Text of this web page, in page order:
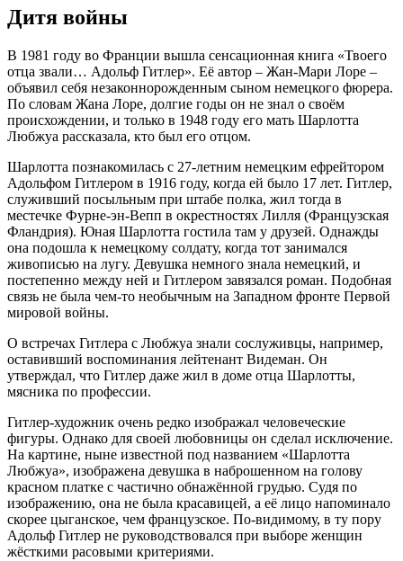
Дитя войны
В 1981 году во Франции вышла сенсационная книга «Твоего
отца звали… Адольф Гитлер». Её автор – Жан-Мари Лоре –
объявил себя незаконнорожденным сыном немецкого фюрера.
По словам Жана Лоре, долгие годы он не знал о своём
происхождении, и только в 1948 году его мать Шарлотта
Любжуа рассказала, кто был его отцом.
Шарлотта познакомилась с 27-летним немецким ефрейтором
Адольфом Гитлером в 1916 году, когда ей было 17 лет. Гитлер,
служивший посыльным при штабе полка, жил тогда в
местечке Фурне-эн-Вепп в окрестностях Лилля (Французская
Фландрия). Юная Шарлотта гостила там у друзей. Однажды
она подошла к немецкому солдату, когда тот занимался
живописью на лугу. Девушка немного знала немецкий, и
постепенно между ней и Гитлером завязался роман. Подобная
связь не была чем-то необычным на Западном фронте Первой
мировой войны.
О встречах Гитлера с Любжуа знали сослуживцы, например,
оставивший воспоминания лейтенант Видеман. Он
утверждал, что Гитлер даже жил в доме отца Шарлотты,
мясника по профессии.
Гитлер-художник очень редко изображал человеческие
фигуры. Однако для своей любовницы он сделал исключение.
На картине, ныне известной под названием «Шарлотта
Любжуа», изображена девушка в наброшенном на голову
красном платке с частично обнажённой грудью. Судя по
изображению, она не была красавицей, а её лицо напоминало
скорее цыганское, чем французское. По-видимому, в ту пору
Адольф Гитлер не руководствовался при выборе женщин
жёсткими расовыми критериями.